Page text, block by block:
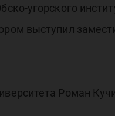
угорского
выступил
Роман